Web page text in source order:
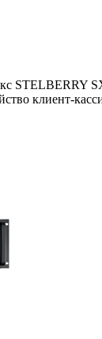
STELBERRY
клиент-